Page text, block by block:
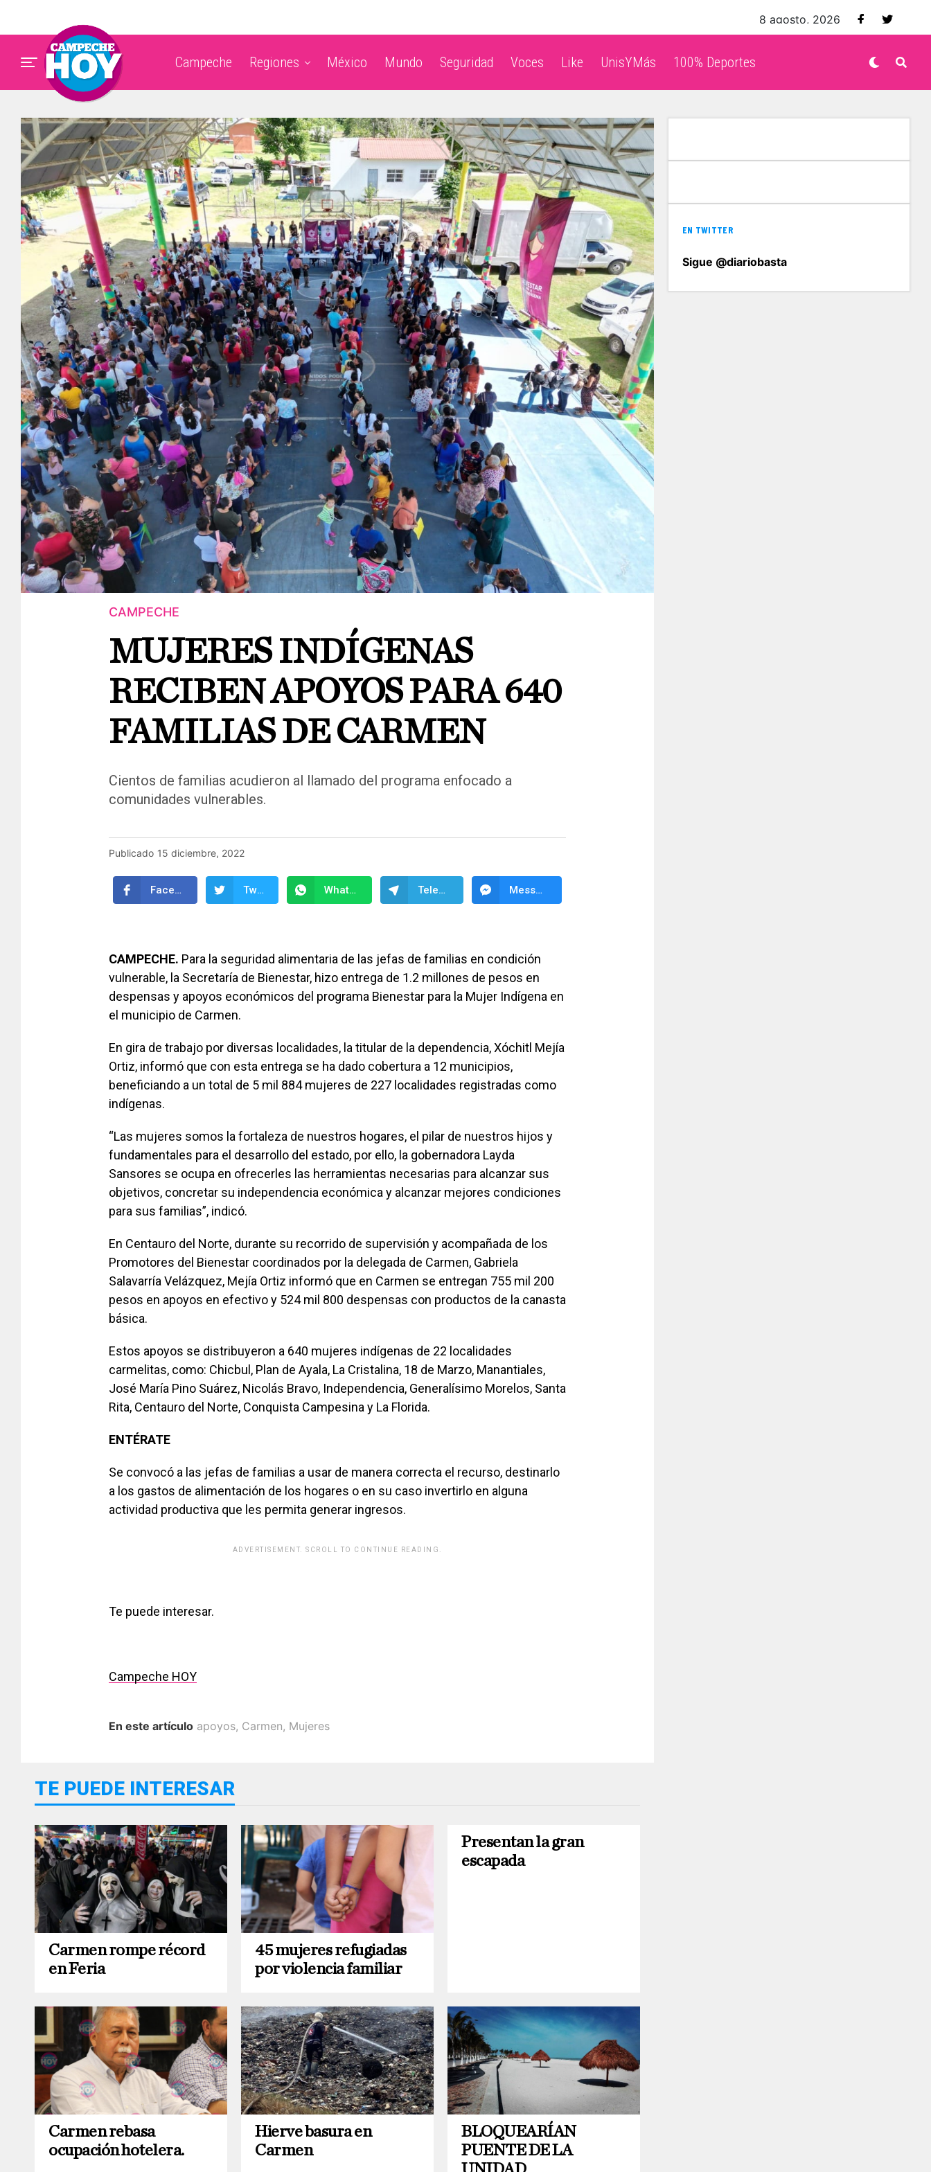
8 agosto, 2026
Campeche Regiones México Mundo Seguridad Voces Like UnisYMás 100% Deportes
CAMPECHE
MUJERES INDÍGENAS
RECIBEN APOYOS PARA 640
FAMILIAS DE CARMEN
Cientos de familias acudieron al llamado del programa enfocado a
comunidades vulnerables.
Publicado 15 diciembre, 2022
Facebook Twitter WhatsApp Telegram Messenger
CAMPECHE. Para la seguridad alimentaria de las jefas de familias en condición
vulnerable, la Secretaría de Bienestar, hizo entrega de 1.2 millones de pesos en
despensas y apoyos económicos del programa Bienestar para la Mujer Indígena en
el municipio de Carmen.
En gira de trabajo por diversas localidades, la titular de la dependencia, Xóchitl Mejía
Ortiz, informó que con esta entrega se ha dado cobertura a 12 municipios,
beneficiando a un total de 5 mil 884 mujeres de 227 localidades registradas como
indígenas.
“Las mujeres somos la fortaleza de nuestros hogares, el pilar de nuestros hijos y
fundamentales para el desarrollo del estado, por ello, la gobernadora Layda
Sansores se ocupa en ofrecerles las herramientas necesarias para alcanzar sus
objetivos, concretar su independencia económica y alcanzar mejores condiciones
para sus familias”, indicó.
En Centauro del Norte, durante su recorrido de supervisión y acompañada de los
Promotores del Bienestar coordinados por la delegada de Carmen, Gabriela
Salavarría Velázquez, Mejía Ortiz informó que en Carmen se entregan 755 mil 200
pesos en apoyos en efectivo y 524 mil 800 despensas con productos de la canasta
básica.
Estos apoyos se distribuyeron a 640 mujeres indígenas de 22 localidades
carmelitas, como: Chicbul, Plan de Ayala, La Cristalina, 18 de Marzo, Manantiales,
José María Pino Suárez, Nicolás Bravo, Independencia, Generalísimo Morelos, Santa
Rita, Centauro del Norte, Conquista Campesina y La Florida.
ENTÉRATE
Se convocó a las jefas de familias a usar de manera correcta el recurso, destinarlo
a los gastos de alimentación de los hogares o en su caso invertirlo en alguna
actividad productiva que les permita generar ingresos.
ADVERTISEMENT. SCROLL TO CONTINUE READING.
Te puede interesar.
Campeche HOY
En este artículo apoyos, Carmen, Mujeres
TE PUEDE INTERESAR
Carmen rompe récord
en Feria
45 mujeres refugiadas
por violencia familiar
Presentan la gran
escapada
Carmen rebasa
ocupación hotelera.
Hierve basura en
Carmen
BLOQUEARÍAN
PUENTE DE LA
EN TWITTER
Sigue @diariobasta